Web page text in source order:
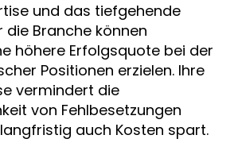
und das tiefgehende
Branche können
höhere Erfolgsquote bei der
Positionen erzielen. Ihre
vermindert die
von Fehlbesetzungen
auch Kosten spart.